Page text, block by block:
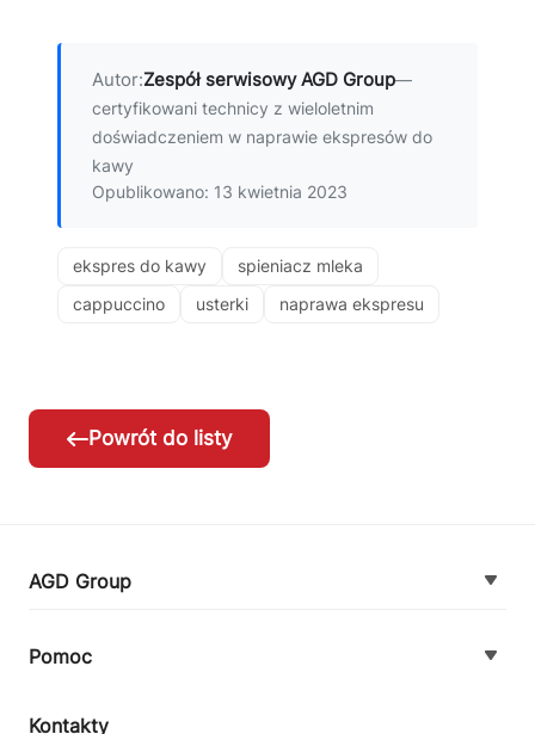
Autor:Zespół serwisowy AGD Group—
certyfikowani technicy z wieloletnim
doświadczeniem w naprawie ekspresów do
kawy
Opublikowano: 13 kwietnia 2023
ekspres do kawy
spieniacz mleka
cappuccino
usterki naprawa ekspresu
Powrót do listy
AGD Group
Pomoc
Kontakty